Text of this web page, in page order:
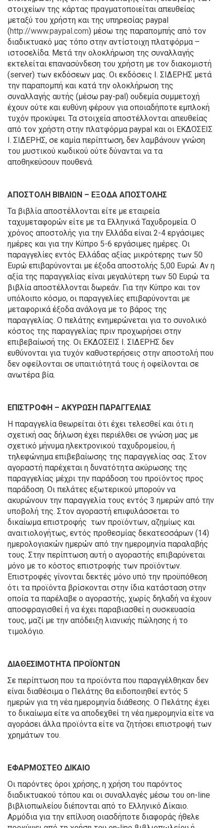
στοιχείων της κάρτας πραγματοποιείται απευθείας
μεταξύ του χρήστη και της υπηρεσίας paypal
(http://www.paypal.com) μέσω της παραπομπής από τον
διαδικτυακό μας τόπο στην αντίστοιχη πλατφόρμα –
ιστοσελίδα. Μετά την ολοκλήρωση της συναλλαγής
εκτελείται επανασύνδεση του χρήστη με τον διακομιστή
(server) των εκδόσεων μας. Οι εκδόσεις Ι. ΣΙΔΕΡΗΣ μετά
την παραπομπή και κατά την ολοκλήρωση της
συναλλαγής αυτής (μέσω pay-pal) ουδεμία συμμετοχή
έχουν ούτε και ευθύνη φέρουν για οποιαδήποτε εμπλοκή
τυχόν προκύψει. Τα στοιχεία αποστέλλονται απευθείας
από τον χρήστη στην πλατφόρμα paypal και οι ΕΚΔΟΣΕΙΣ
Ι. ΣΙΔΕΡΗΣ, σε καμία περίπτωση, δεν λαμβάνουν γνώση
του μυστικού κωδικού ούτε δύνανται να τα
αποθηκεύσουν πουθενά.
ΑΠΟΣΤΟΛΗ ΒΙΒΛΙΩΝ – ΕΞΟΔΑ ΑΠΟΣΤΟΛΗΣ
Τα βιβλία αποστέλλονται είτε με εταιρεία
ταχυμεταφορών είτε με τα Ελληνικά Ταχυδρομεία. Ο
χρόνος αποστολής για την Ελλάδα είναι 2-4 εργάσιμες
ημέρες και για την Κύπρο 5-6 εργάσιμες ημέρες. Οι
παραγγελίες εντός Ελλάδας αξίας μικρότερης των 50
Ευρώ επιβαρύνονται με έξοδα αποστολής 5,00 Ευρώ. Αν η
αξία της παραγγελίας είναι μεγαλύτερη των 50 Ευρώ τα
βιβλία αποστέλλονται δωρεάν. Για την Κύπρο και τον
υπόλοιπο κόσμο, οι παραγγελίες επιβαρύνονται με
μεταφορικά έξοδα ανάλογα με το βάρος της
παραγγελίας. Ο πελάτης ενημερώνεται για το συνολικό
κόστος της παραγγελίας πριν προχωρήσει στην
επιβεβαίωσή της. Οι ΕΚΔΟΣΕΙΣ Ι. ΣΙΔΕΡΗΣ δεν
ευθύνονται για τυχόν καθυστερήσεις στην αποστολή που
δεν οφείλονται σε υπαιτιότητά τους ή οφείλονται σε
ανωτέρα βία.
ΕΠΙΣΤΡΟΦΗ – ΑΚΥΡΩΣΗ ΠΑΡΑΓΓΕΛΙΑΣ
Η παραγγελία θεωρείται ότι έχει τελεσθεί και ότι η
σχετική σας δήλωση έχει περιέλθει σε γνώση μας με
σχετικό μήνυμα ηλεκτρονικού ταχυδρομείου, ή
τηλεφώνημα επιβεβαίωσης της παραγγελίας σας. Στον
αγοραστή παρέχεται η δυνατότητα ακύρωσης της
παραγγελίας μέχρι την παράδοση του προϊόντος προς
παράδοση. Οι πελάτες εξωτερικού μπορούν να
ακυρώνουν την παραγγελία τους εντός 3 ημερών από την
υποβολή της. Στον αγοραστή επιφυλάσσεται το
δικαίωμα επιστροφής των προϊόντων, αζημίως και
αναιτιολογήτως, εντός προθεσμίας δεκατεσσάρων (14)
ημερολογιακών ημερών από την ημερομηνία παραλαβής
τους. Στην περίπτωση αυτή ο αγοραστής επιβαρύνεται
μόνο με το κόστος επιστροφής των προϊόντων.
Επιστροφές γίνονται δεκτές μόνο υπό την προϋπόθεση
ότι τα προϊόντα βρίσκονται στην ίδια κατάσταση στην
οποία τα παρέλαβε ο αγοραστής, χωρίς δηλαδή να έχουν
αποσφραγισθεί ή να έχει παραβιασθεί η συσκευασία
τους, μαζί με την απόδειξη λιανικής πώλησης ή το
τιμολόγιο.
ΔΙΑΘΕΣΙΜΟΤΗΤΑ ΠΡΟΪΟΝΤΩΝ
Σε περίπτωση που τα προϊόντα που παραγγέλθηκαν δεν
είναι διαθέσιμα ο Πελάτης θα ειδοποιηθεί εντός 5
ημερών για τη νέα ημερομηνία διάθεσης. Ο Πελάτης έχει
το δικαίωμα είτε να αποδεχθεί τη νέα ημερομηνία είτε να
αγοράσει άλλα προϊόντα είτε να ζητήσει επιστροφή των
χρημάτων του.
ΕΦΑΡΜΟΣΤΕΟ ΔΙΚΑΙΟ
Οι παρόντες όροι χρήσης, η χρήση του παρόντος
διαδικτυακού τόπου και οι συναλλαγές μέσω του on-line
βιβλιοπωλείου διέπονται από το Ελληνικό Δίκαιο.
Αρμόδια για την επίλυση οιασδήποτε διαφοράς ήθελε